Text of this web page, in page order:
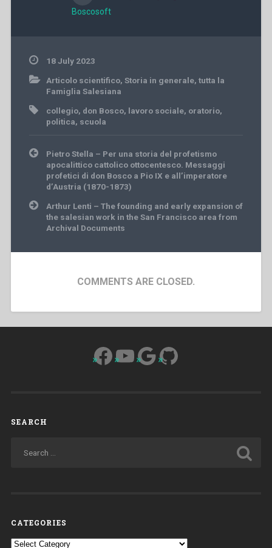
Boscosoft
18 July 2023
Articolo scientifico, Storia in generale, tutta la
Famiglia Salesiana
collegio, don Bosco, lavoro sociale, oratorio,
politica, scuola
Post
navigation
Pietro Stella – Per una storia del profetismo
apocalittico cattolico ottocentesco. Messaggi
profetici di don Bosco a Pio IX e all’imperatore
d’Austria (1870-1873)
Arthur Lenti – The founding and early expansion of
the salesian work in the San Francisco area from
Archival Documents
COMMENTS ARE CLOSED.
Facebook
YouTube
Google
GitHub
SEARCH
CATEGORIES
Categories